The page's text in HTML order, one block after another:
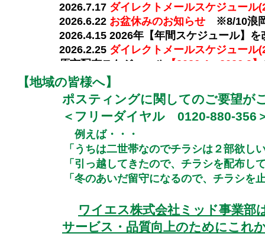
2026.7.17 ダイレクトメールスケジュール
2026.6.22 お盆休みのお知らせ ※8/10浪岡
2026.4.15 2026年【年間スケジュール】を
2026.2.25 ダイレクトメールスケジュール
原市配布スケジュール
【2026.4～2026.9】
2025.9.3011月より五所川原エリアの配
2025.1.31五所川原地区「配布エリア改定
2024.5.27 インスタグラムに社員インタ
2024.2.28完全週休二日制実施のお知ら
2021. 9.15 青森県の「空気クリーン施設
2021. 5.12ミッドスタッフ募集ページに
【地域の皆様へ】
ポスティングに関してのご要望がござ
＜フリーダイヤル 0120-880-356
例えば・・・
「うちは二世帯なのでチラシは２部欲しい
「引っ越してきたので、チラシを配布して
「冬のあいだ留守になるので、チラシを止
ワイエス株式会社ミッド事業部
サービス・品質向上のためにこれ